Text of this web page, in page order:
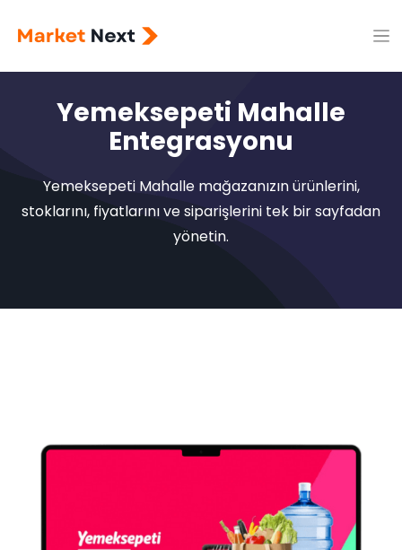
Yemeksepeti Mahalle
Entegrasyonu
Yemeksepeti Mahalle mağazanızın ürünlerini,
stoklarını, fiyatlarını ve siparişlerini tek bir sayfadan
yönetin.